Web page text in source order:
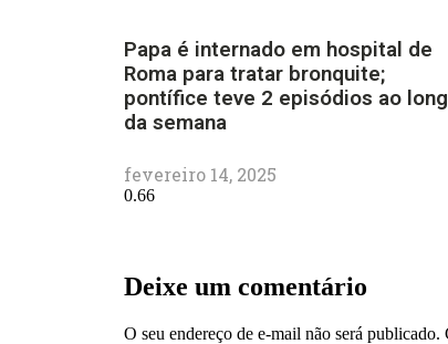
Papa é internado em hospital de
Roma para tratar bronquite;
pontífice teve 2 episódios ao
da semana
fevereiro 14, 2025
Deixe um comentário
O seu endereço de e-mail não será publicado.